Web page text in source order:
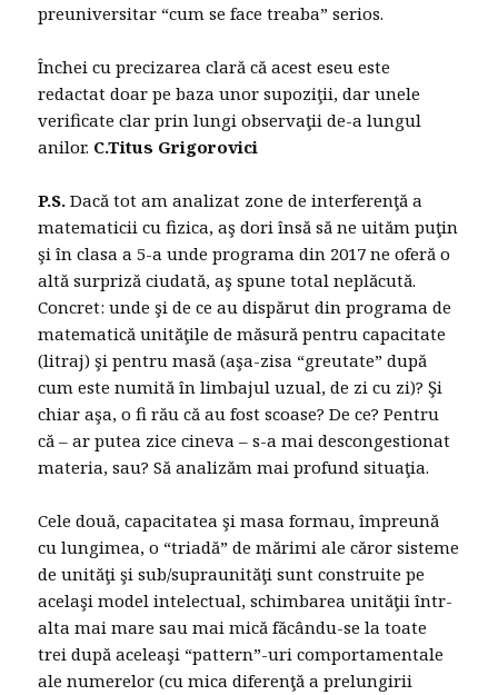
preuniversitar “cum se face treaba” serios.
Închei cu precizarea clară că acest eseu este
redactat doar pe baza unor supoziţii, dar unele
verificate clar prin lungi observaţii de-a lungul
anilor. C.Titus Grigorovici
P.S. Dacă tot am analizat zone de interferenţă a
matematicii cu fizica, aş dori însă să ne uităm puţin
şi în clasa a 5-a unde programa din 2017 ne oferă o
altă surpriză ciudată, aş spune total neplăcută.
Concret: unde şi de ce au dispărut din programa de
matematică unităţile de măsură pentru capacitate
(litraj) şi pentru masă (aşa-zisa “greutate” după
cum este numită în limbajul uzual, de zi cu zi)? Şi
chiar aşa, o fi rău că au fost scoase? De ce? Pentru
că – ar putea zice cineva – s-a mai descongestionat
materia, sau? Să analizăm mai profund situaţia.
Cele două, capacitatea şi masa formau, împreună
cu lungimea, o “triadă” de mărimi ale căror sisteme
de unităţi şi sub/supraunităţi sunt construite pe
acelaşi model intelectual, schimbarea unităţii într-
alta mai mare sau mai mică făcându-se la toate
trei după aceleaşi “pattern”-uri comportamentale
ale numerelor (cu mica diferenţă a prelungirii